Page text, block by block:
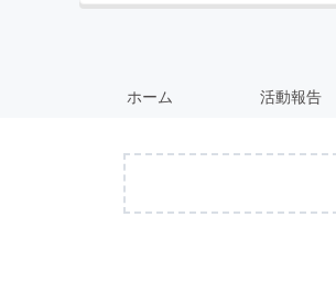
ホーム 活動報告